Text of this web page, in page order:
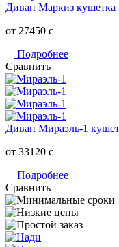
Диван Маркиз кушетка
от 27450 c
Подробнее
Сравнить
Диван Мираэль-1
от 33120 c
Подробнее
Сравнить